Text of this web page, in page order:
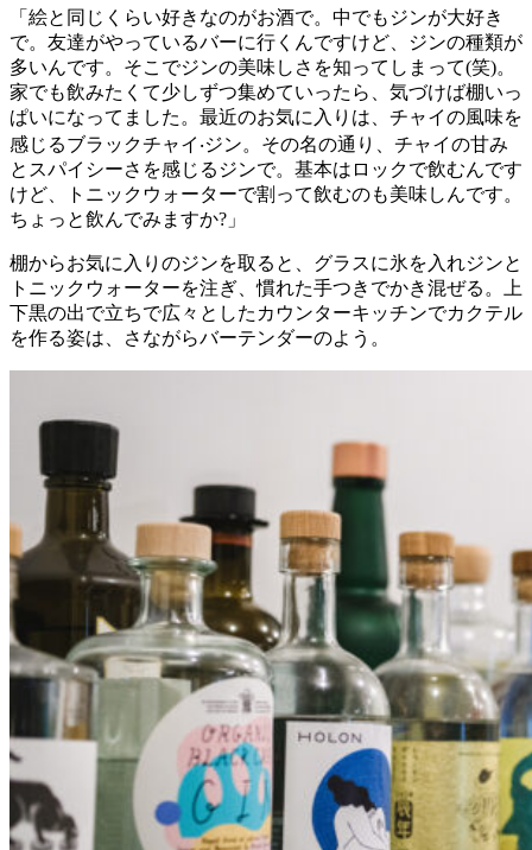
「絵と同じくらい好きなのがお酒で。中でもジンが大好き
で。友達がやっているバーに行くんですけど、ジンの種類が
多いんです。そこでジンの美味しさを知ってしまって(笑)。
家でも飲みたくて少しずつ集めていったら、気づけば棚いっ
ぱいになってました。最近のお気に入りは、チャイの風味を
感じるブラックチャイ‧ジン。その名の通り、チャイの甘み
とスパイシーさを感じるジンで。基本はロックで飲むんです
けど、トニックウォーターで割って飲むのも美味しんです。
ちょっと飲んでみますか?」
棚からお気に入りのジンを取ると、グラスに氷を入れジンと
トニックウォーターを注ぎ、慣れた手つきでかき混ぜる。上
下黒の出で立ちで広々としたカウンターキッチンでカクテル
を作る姿は、さながらバーテンダーのよう。